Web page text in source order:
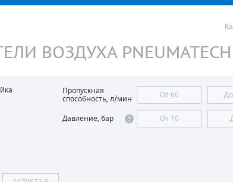
ВОЗДУХА PNEUMATECH
Пропускная
способность, л/мин
Давление, бар